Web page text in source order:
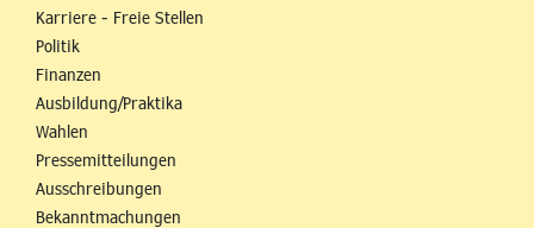
Karriere - Freie Stellen
Politik
Finanzen
Ausbildung/Praktika
Wahlen
Pressemitteilungen
Ausschreibungen
Bekanntmachungen